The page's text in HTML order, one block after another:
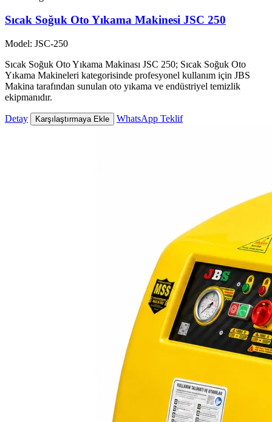
Sıcak Soğuk Oto Yıkama Makinesi JSC 250
Model: JSC-250
Sıcak Soğuk Oto Yıkama Makinası JSC 250; Sıcak Soğuk Oto
Yıkama Makineleri kategorisinde profesyonel kullanım için JBS
Makina tarafından sunulan oto yıkama ve endüstriyel temizlik
ekipmanıdır.
Detay Karşılaştırmaya Ekle WhatsApp Teklif